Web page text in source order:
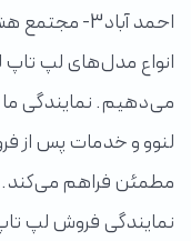
انواع مدل‌های لپ تاپ
می‌دهیم. نمایندگی ما
لنوو و خدمات پس از
مطمئن فراهم می‌کند.